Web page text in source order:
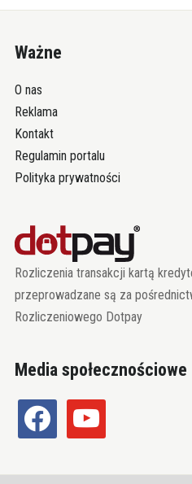
Ważne
O nas
Reklama
Kontakt
Regulamin portalu
Polityka prywatności
Rozliczenia transakcji kartą
przeprowadzane są za
Rozliczeniowego Dotpay
Media społecznościowe
facebook youtube